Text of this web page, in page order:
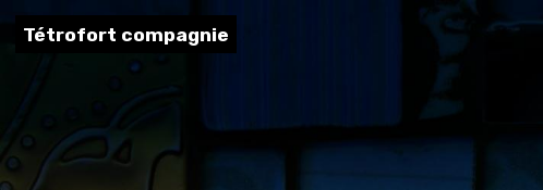
Tétrofort compagnie